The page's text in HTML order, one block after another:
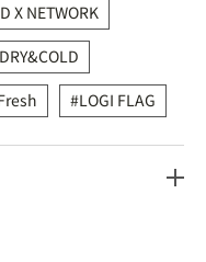
X NETWORK
LOGI FLAG